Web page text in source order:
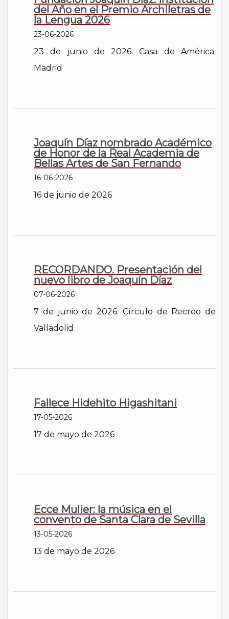
del Año en el Premio Archiletras de
la Lengua 2026
23-06-2026
23 de junio de 2026. Casa de América.
Madrid
Joaquín Díaz nombrado Académico
de Honor de la Real Academia de
Bellas Artes de San Fernando
16-06-2026
16 de junio de 2026
RECORDANDO. Presentación del
nuevo libro de Joaquín Díaz
07-06-2026
7 de junio de 2026. Círculo de Recreo de
Valladolid
Fallece Hidehito Higashitani
17-05-2026
17 de mayo de 2026
Ecce Mulier: la música en el
convento de Santa Clara de Sevilla
13-05-2026
13 de mayo de 2026